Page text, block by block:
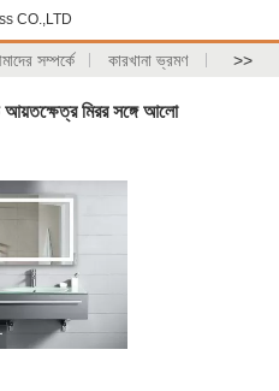
CO.,LTD
সম্পর্কে কারখানা ভ্রমণ >>
মিরর সঙ্গে আলো